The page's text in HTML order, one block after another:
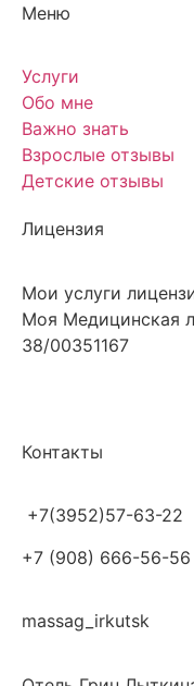
Меню
Услуги
Обо мне
Важно знать
Взрослые отзывы
Детские отзывы
Лицензия
Мои услуги
Моя Медицинская
38/00351167
Контакты
+7(3952)57-63-22
+7 (908) 666-56-56
massag_irkutsk